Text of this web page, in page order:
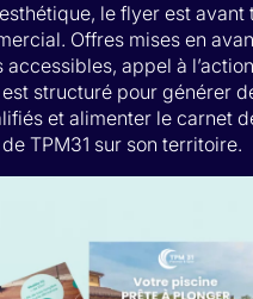
le flyer est avant
Offres mises en
accessibles, appel à
structuré pour générer
et alimenter le carnet
TPM31 sur son territoire.